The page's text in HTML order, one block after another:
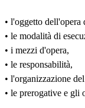
• l'oggetto dell'opera
• le modalità di
• i mezzi d'opera,
• le responsabilità,
• l'organizzazione
• le prerogative e gli